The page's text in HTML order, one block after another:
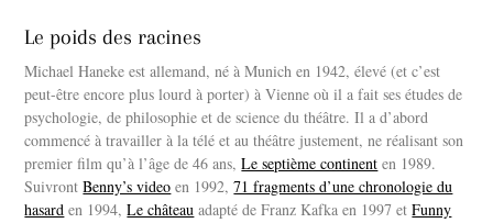
Le poids des racines
Michael Haneke est allemand, né à Munich en 1942, élevé (et c’est
peut-être encore plus lourd à porter) à Vienne où il a fait ses études de
psychologie, de philosophie et de science du théâtre. Il a d’abord
commencé à travailler à la télé et au théâtre justement, ne réalisant son
premier film qu’à l’âge de 46 ans,Le septième continent en 1989.
SuivrontBenny’s video en 1992,71 fragments d’une chronologie du
hasard en 1994,Le château adapté de Franz Kafka en 1997 etFunny